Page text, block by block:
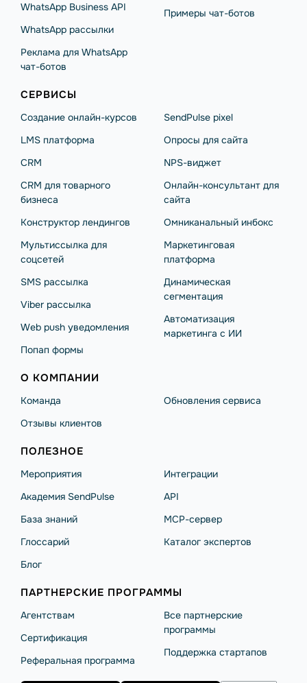
WhatsApp Business API
WhatsApp рассылки
Реклама для WhatsApp
чат-ботов
Примеры чат-ботов
СЕРВИСЫ
Создание онлайн-курсов
LMS платформа
CRM
CRM для товарного
бизнеса
Конструктор лендингов
Мультиссылка для
соцсетей
SMS рассылка
Viber рассылка
Web push уведомления
Попап формы
SendPulse pixel
Опросы для сайта
NPS-виджет
Онлайн-консультант для
сайта
Омниканальный инбокс
Маркетинговая
платформа
Динамическая
сегментация
Автоматизация
маркетинга с ИИ
О КОМПАНИИ
Команда
Отзывы клиентов
Обновления сервиса
ПОЛЕЗНОЕ
Мероприятия
Академия SendPulse
База знаний
Глоссарий
Блог
Интеграции
API
MCP-сервер
Каталог экспертов
ПАРТНЕРСКИЕ ПРОГРАММЫ
Агентствам
Сертификация
Реферальная программа
Все партнерские
программы
Поддержка стартапов